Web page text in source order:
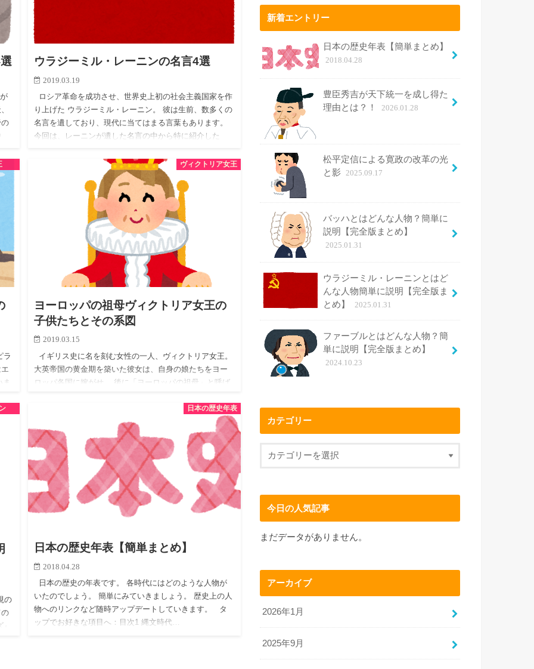
ウラジーミル・レーニンの名言4選
2019.03.19
ロシア革命を成功させ、世界史上初の社会主義国家を作
り上げた ウラジーミル・レーニン。 彼は生前、数多くの
名言を遺しており、現代に当てはまる言葉もあります。
今回は、レーニンが遺した名言の中から特に紹介した
ラ
ヴィクトリア女王
ヨーロッパの祖母ヴィクトリア女王の
子供たちとその系図
2019.03.15
イギリス史に名を刻む女性の一人、ヴィクトリア女王。
大英帝国の黄金期を築いた彼女は、自身の娘たちをヨー
ロッパ各国に嫁がせ、 後に「ヨーロッパの祖母」と呼ば
の
日本の歴史年表
日本の歴史年表【簡単まとめ】
2018.04.28
日本の歴史の年表です。 各時代にはどのような人物が
いたのでしょう。 簡単にみていきましょう。 歴史上の人
物へのリンクなど随時アップデートしていきます。 タ
ップでお好きな項目へ：目次1 縄文時代…
新着エントリー
日本の歴史年表【簡単まとめ】
2018.04.28
豊臣秀吉が天下統一を成し得た
理由とは？！
2026.01.28
松平定信による寛政の改革の光
と影 2025.09.17
バッハとはどんな人物？簡単に
説明【完全版まとめ】
2025.01.31
ウラジーミル・レーニンとはど
んな人物簡単に説明【完全版ま
とめ】
2025.01.31
ファーブルとはどんな人物？簡
単に説明【完全版まとめ】
2024.10.23
カテゴリー
今日の人気記事
まだデータがありません。
アーカイブ
2026年1月
2025年9月